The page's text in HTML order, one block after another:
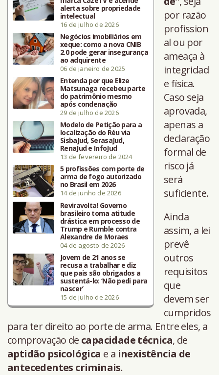
alerta sobre propriedade
intelectual
16 de julho de 2026
Negócios imobiliários em
xeque: como a nova CNIB
2.0 pode gerar insegurança
ao adquirente
06 de janeiro de 2025
Entenda por que Elize
Matsunaga recebeu parte
do patrimônio mesmo
após condenação
29 de julho de 2026
Modelo de Petição para a
localização do Réu via
SisbaJud, SerasaJud,
RenaJud e InfoJud
13 de fevereiro de 2024
5 profissões com porte de
arma de fogo autorizado
no Brasil em 2026
14 de junho de 2026
Reviravolta! Governo
brasileiro toma atitude
drástica em processo de
Trump e Rumble contra
Alexandre de Moraes
04 de agosto de 2026
Jovem de 21 anos se
recusa a trabalhar e diz
que pais são obrigados a
sustentá-lo: ‘Não pedi para
nascer’
15 de julho de 2026
por razão
profission
al ou por
ameaça à
integridad
e física.
Caso seja
aprovada,
apenas a
declaração
formal de
risco já
será
suficiente.
Ainda
assim, a lei
prevê
outros
requisitos
que
devem ser
cumpridos
para ter direito ao porte de arma. Entre eles, a
comprovação de capacidade técnica, de
aptidão psicológica e a inexistência de
antecedentes criminais.